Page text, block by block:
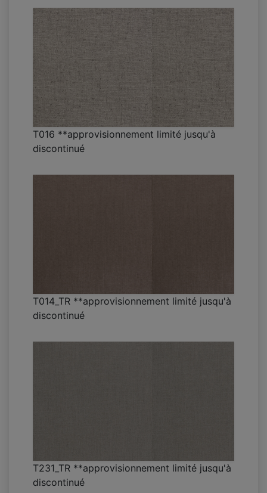
T016 **approvisionnement limité jusqu'à
discontinué
T014_TR **approvisionnement limité jusqu'à
discontinué
T231_TR **approvisionnement limité jusqu'à
discontinué